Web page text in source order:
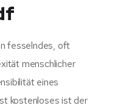
fesselndes, oft
menschlicher
eines
kostenloses ist der